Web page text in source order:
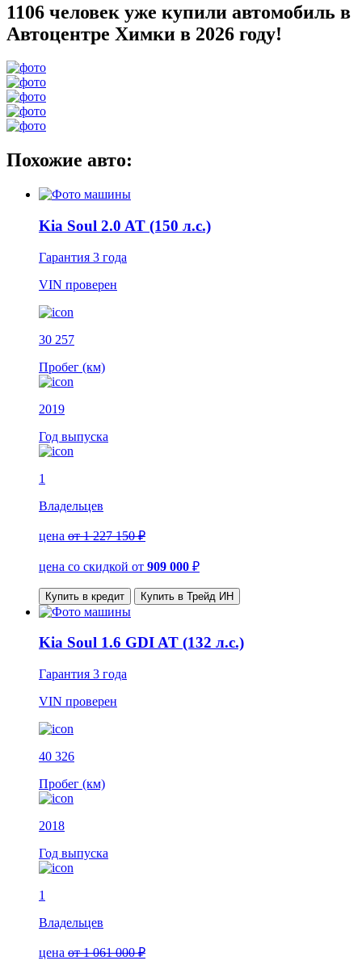
1106 человек уже купили автомобиль в
Автоцентре Химки в 2026 году!
Похожие авто:
Kia Soul 2.0 AT (150 л.с.)
Гарантия 3 года
VIN проверен
30 257
Пробег (км)
2019
Год выпуска
1
Владельцев
цена от 1 227 150 ₽
цена со скидкой от 909 000 ₽
Купить в кредит Купить в Трейд ИН
Kia Soul 1.6 GDI AT (132 л.с.)
Гарантия 3 года
VIN проверен
40 326
Пробег (км)
2018
Год выпуска
1
Владельцев
цена от 1 061 000 ₽